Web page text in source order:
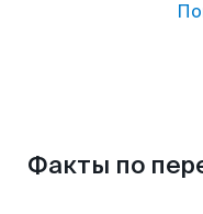
Факты по